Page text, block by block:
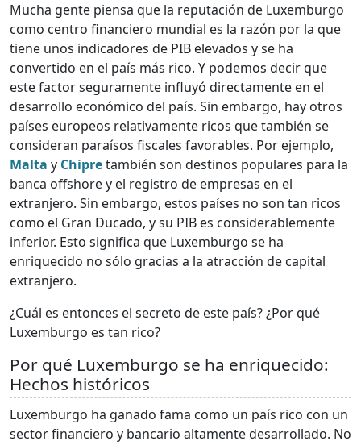
Mucha gente piensa que la reputación de Luxemburgo
como centro financiero mundial es la razón por la que
tiene unos indicadores de PIB elevados y se ha
convertido en el país más rico. Y podemos decir que
este factor seguramente influyó directamente en el
desarrollo económico del país. Sin embargo, hay otros
países europeos relativamente ricos que también se
consideran paraísos fiscales favorables. Por ejemplo,
Malta y Chipretambién son destinos populares para la
banca offshore y el registro de empresas en el
extranjero. Sin embargo, estos países no son tan ricos
como el Gran Ducado, y su PIB es considerablemente
inferior. Esto significa que Luxemburgo se ha
enriquecido no sólo gracias a la atracción de capital
extranjero.
¿Cuál es entonces el secreto de este país? ¿Por qué
Luxemburgo es tan rico?
Por qué Luxemburgo se ha enriquecido:
Hechos históricos
Luxemburgo ha ganado fama como un país rico con un
sector financiero y bancario altamente desarrollado. No